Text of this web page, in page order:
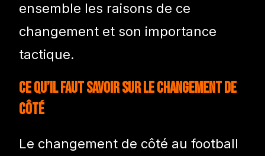
ensemble les raisons de ce
changement et son importance
tactique.
Ce qu’il faut savoir sur le changement de
côté
Le changement de côté au football